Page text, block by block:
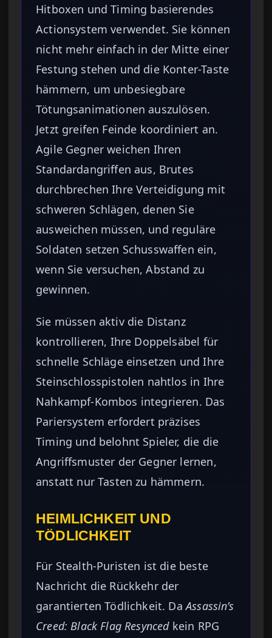
Hitboxen und Timing basierendes
Actionsystem verwendet. Sie können
nicht mehr einfach in der Mitte einer
Festung stehen und die Konter-Taste
hämmern, um unbesiegbare
Tötungsanimationen auszulösen.
Jetzt greifen Feinde koordiniert an.
Agile Gegner weichen Ihren
Standardangriffen aus, Brutes
durchbrechen Ihre Verteidigung mit
schweren Schlägen, denen Sie
ausweichen müssen, und reguläre
Soldaten setzen Schusswaffen ein,
wenn Sie versuchen, Abstand zu
gewinnen.
Sie müssen aktiv die Distanz
kontrollieren, Ihre Doppelsäbel für
schnelle Schläge einsetzen und Ihre
Steinschlosspistolen nahtlos in Ihre
Nahkampf-Kombos integrieren. Das
Pariersystem erfordert präzises
Timing und belohnt Spieler, die die
Angriffsmuster der Gegner lernen,
anstatt nur Tasten zu hämmern.
HEIMLICHKEIT UND
TÖDLICHKEIT
Für Stealth-Puristen ist die beste
Nachricht die Rückkehr der
garantierten Tödlichkeit. DaAssassin’s
Creed: Black Flag Resyncedkein RPG